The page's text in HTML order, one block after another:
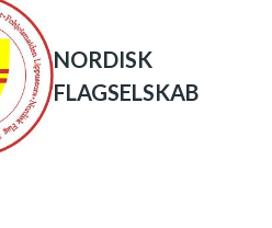
NORDISK
FLAGSELSKAB